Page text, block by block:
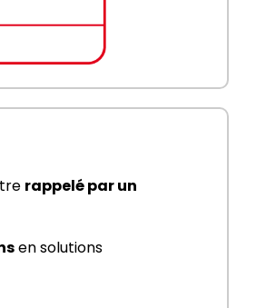
rappelé par un
en solutions